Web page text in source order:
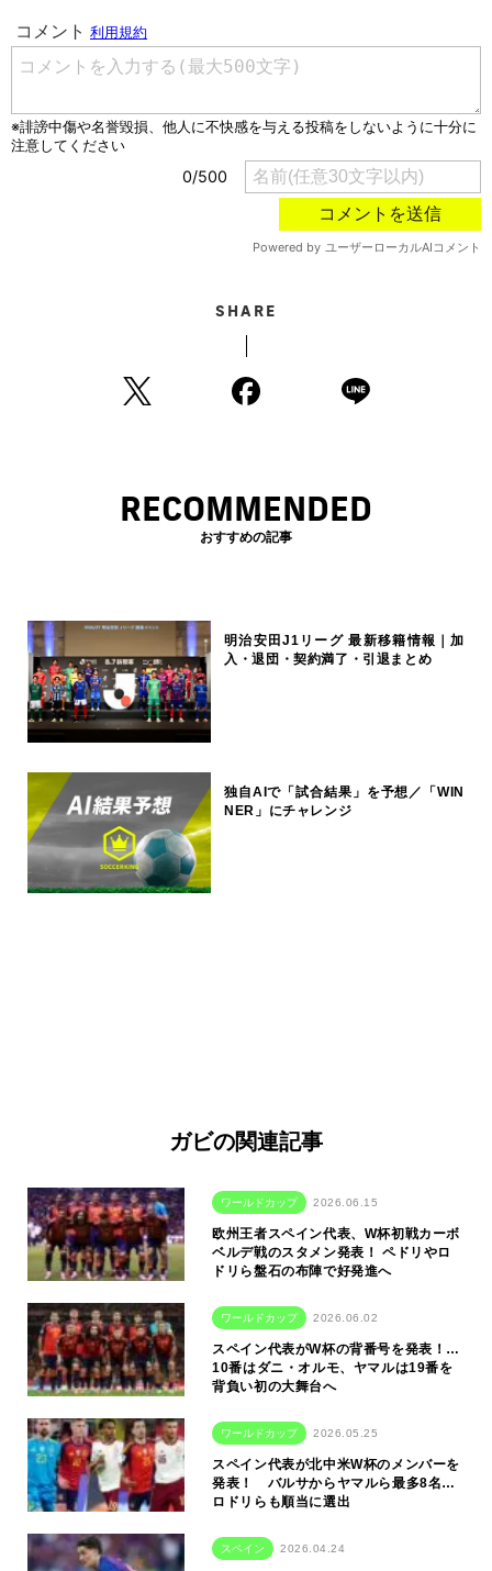
SHARE
RECOMMENDED
おすすめの記事
明治安田J1リーグ 最新移籍情報｜加
入・退団・契約満了・引退まとめ
独自AIで「試合結果」を予想／「WIN
NER」にチャレンジ
ガビの関連記事
ワールドカップ 2026.06.15
欧州王者スペイン代表、W杯初戦カーボ
ベルデ戦のスタメン発表！ ペドリやロ
ドリら盤石の布陣で好発進へ
ワールドカップ 2026.06.02
スペイン代表がW杯の背番号を発表！…
10番はダニ・オルモ、ヤマルは19番を
背負い初の大舞台へ
ワールドカップ 2026.05.25
スペイン代表が北中米W杯のメンバーを
発表！ バルサからヤマルら最多8名…
ロドリらも順当に選出
スペイン 2026.04.24